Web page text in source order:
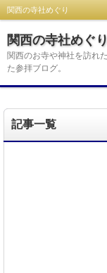
関西の寺社めぐり
関西の寺社めぐり
関西のお寺や神社を訪れ
た参拝ブログ。
記事一覧